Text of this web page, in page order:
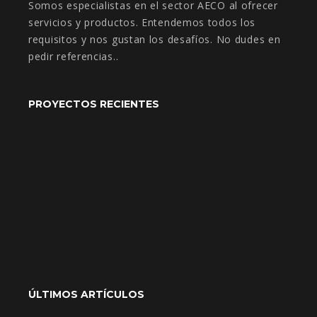
Somos especialistas en el sector AECO al ofrecer
servicios y productos. Entendemos todos los
requisitos y nos gustan los desafíos. No dudes en
pedir referencias..
PROYECTOS RECIENTES
ÚLTIMOS ARTÍCULOS